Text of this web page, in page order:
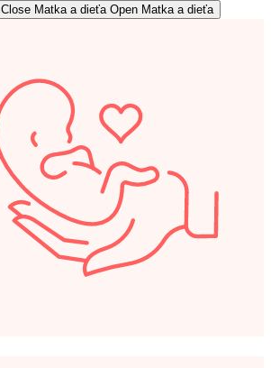
Close Matka a dieťa Open Matka a dieťa